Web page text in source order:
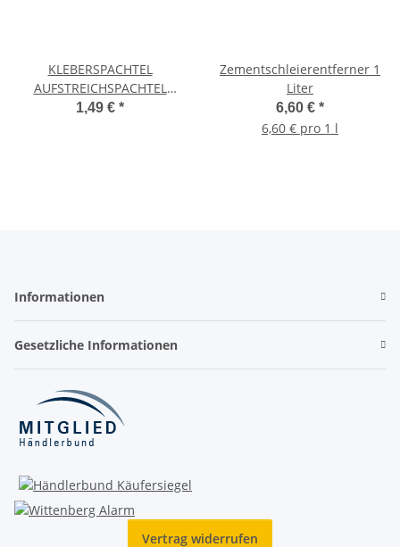
KLEBERSPACHTEL
AUFSTREICHSPACHTEL
100MM
1,49 € *
Zementschleierentferner 1
Liter
6,60 € *
6,60 € pro 1 l
Informationen
Gesetzliche Informationen
Vertrag widerrufen